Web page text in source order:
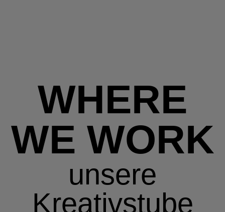
WHERE
WE WORK
unsere
Kreativstube